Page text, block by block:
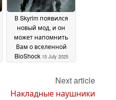
В Skyrim появился
новый мод, и он
может напомнить
Вам о вселенной
BioShock 15 July 2025
Next article
Накладные наушники